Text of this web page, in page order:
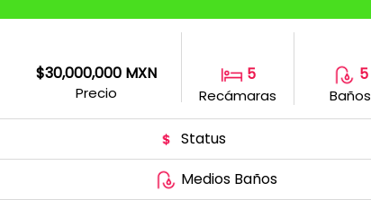
$30,000,000 MXN
Precio
5
Recámaras
5
Baños
Status
Medios Baños